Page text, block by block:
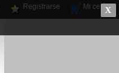
X
Registrarse Mi cesta